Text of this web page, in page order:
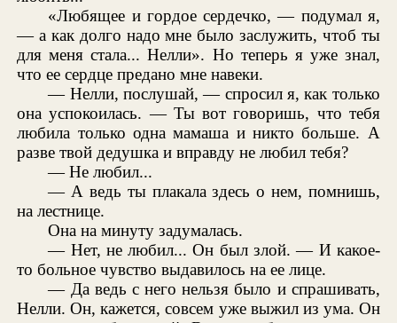
«Любящее и гордое сердечко, — подумал я,
— а как долго надо мне было заслужить, чтоб ты
для меня стала... Нелли». Но теперь я уже знал,
что ее сердце предано мне навеки.
— Нелли, послушай, — спросил я, как только
она успокоилась. — Ты вот говоришь, что тебя
любила только одна мамаша и никто больше. А
разве твой дедушка и вправду не любил тебя?
— Не любил...
— А ведь ты плакала здесь о нем, помнишь,
на лестнице.
Она на минуту задумалась.
— Нет, не любил... Он был злой. — И какое-
то больное чувство выдавилось на ее лице.
— Да ведь с него нельзя было и спрашивать,
Нелли. Он, кажется, совсем уже выжил из ума. Он